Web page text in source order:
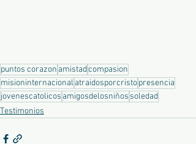
puntos corazon amistadcompasion
misioninternacional atraidosporcristopresencia
jovenescatolicos amigosdelosniños soledad
Testimonios